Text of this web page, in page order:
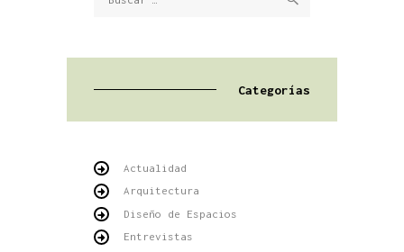
Categorías
Actualidad
Arquitectura
Diseño de Espacios
Entrevistas